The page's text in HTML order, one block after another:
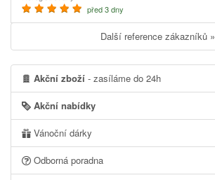
před 3 dny
Další reference zákazníků »
Akční zboží - zasíláme do 24h
Akční nabídky
Vánoční dárky
Odborná poradna